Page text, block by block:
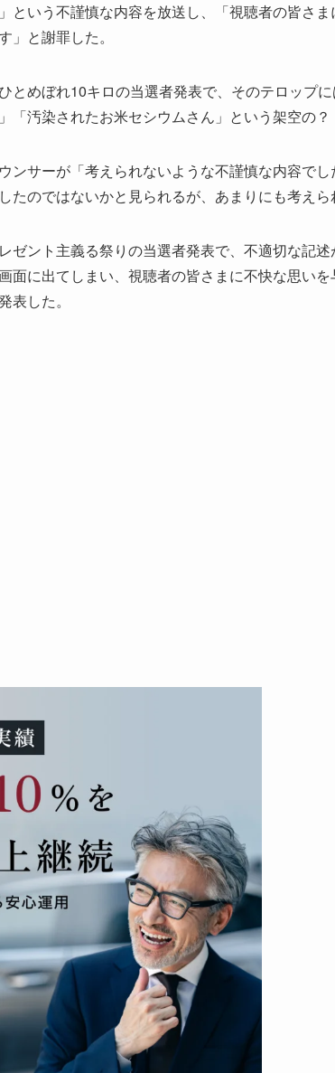
という不謹慎な内容を放送し、「視聴者の皆さ
」と謝罪した。
とめぼれ10キロの当選者発表で、そのテロップに
「汚染されたお米セシウムさん」という架空の
ンサーが「考えられないような不謹慎な内容で
たのではないかと見られるが、あまりにも考えら
ゼント主義る祭りの当選者発表で、不適切な記
面に出てしまい、視聴者の皆さまに不快な思い
表した。